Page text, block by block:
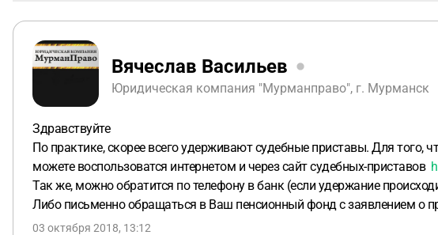
Вячеслав Васильев
Юридическая компания "Мурманправо", г. Мурманск
Здравствуйте
По практике, скорее всего удерживают судебные приставы. Для того,
можете воспользоватся интернетом и через сайт судебных-приставов
Так же, можно обратится по телефону в банк (если удержание
Либо письменно обращаться в Ваш пенсионный фонд с заявлением о
03 октября 2018, 13:12